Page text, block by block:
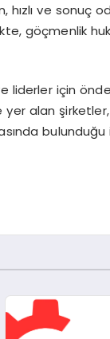
hızlı ve
göçmenlik
liderler için
alan